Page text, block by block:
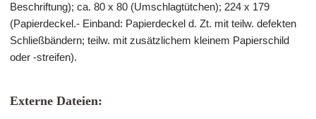
Beschriftung); ca. 80 x 80 (Umschlagtütchen); 224 x 179
(Papierdeckel.- Einband: Papierdeckel d. Zt. mit teilw. defekten
Schließbändern; teilw. mit zusätzlichem kleinem Papierschild
oder -streifen).
Externe Dateien: